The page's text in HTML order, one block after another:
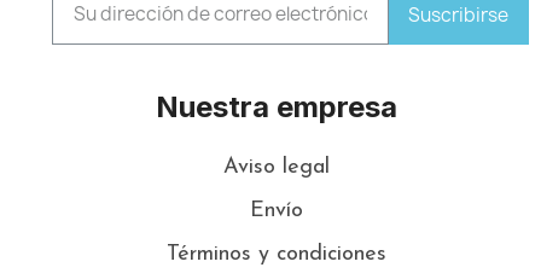
Suscribirse
Nuestra empresa
Aviso legal
Envío
Términos y condiciones